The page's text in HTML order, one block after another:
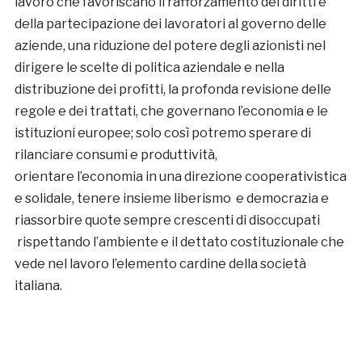
della partecipazione dei lavoratori al governo delle
aziende, una riduzione del potere degli azionisti nel
dirigere le scelte di politica aziendale e nella
distribuzione dei profitti, la profonda revisione delle
regole e dei trattati, che governano l’economia e le
istituzioni europee; solo così potremo sperare di
rilanciare consumi e produttività,
orientare l’economia in una direzione cooperativistica
e solidale, tenere insieme liberismo e democrazia e
riassorbire quote sempre crescenti di disoccupati
rispettando l’ambiente e il dettato costituzionale che
vede nel lavoro l’elemento cardine della società
italiana.